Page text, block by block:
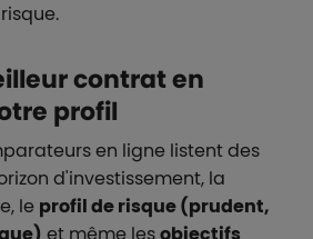
contrat en
profil
en ligne listent des
d'investissement, la
le profil de risque (prudent,